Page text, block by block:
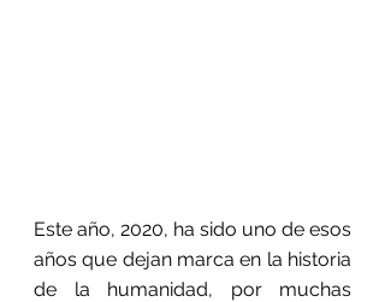
Este año, 2020, ha sido uno de esos
años que dejan marca en la historia
de la humanidad, por muchas